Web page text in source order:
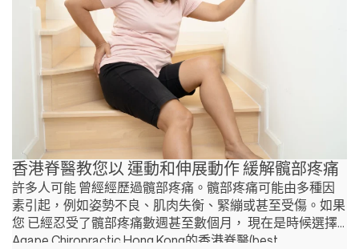
香港脊醫教您以 運動和伸展動作 緩解髖部疼痛
許多人可能 曾經經歷過髖部疼痛。髖部疼痛可能由多種因
素引起，例如姿勢不良、肌肉失衡、緊繃或甚至受傷。如果
您 已經忍受了髖部疼痛數週甚至數個月， 現在是時候選擇
Agape Chiropractic Hong Kong的香港脊醫(best